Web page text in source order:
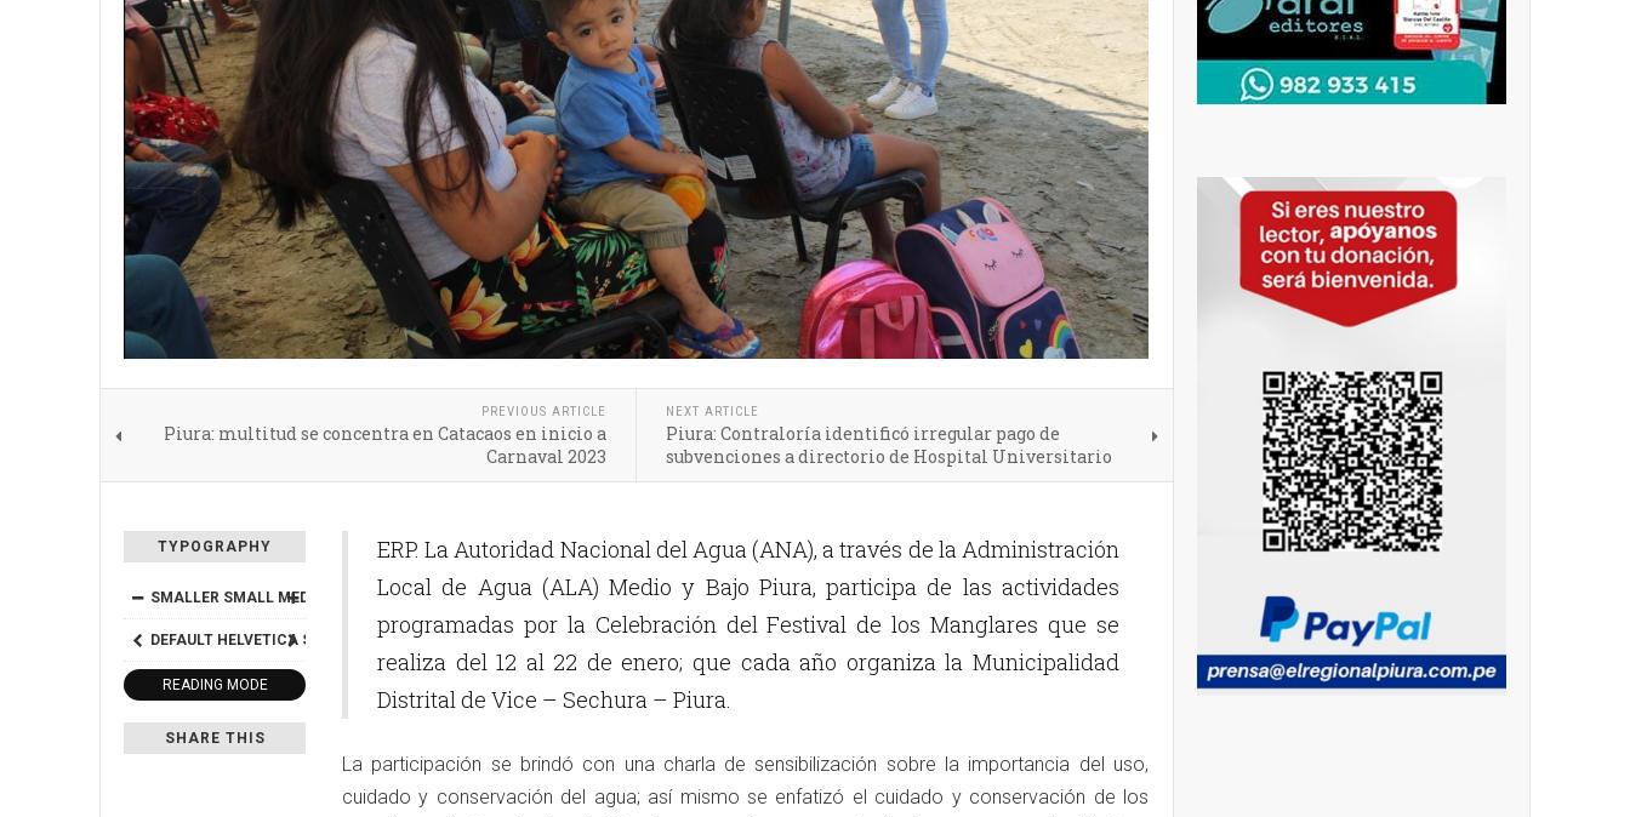
PREVIOUS ARTICLE
Piura: multitud se concentra en Catacaos en inicio a
Carnaval 2023
NEXT ARTICLE
Piura: Contraloría identificó irregular pago de
subvenciones a directorio de Hospital Universitario
TYPOGRAPHY
SMALLER SMALL MEDIUM BIGGER
DEFAULT HELVETICA SEGOE GEORGIA
READING MODE
SHARE THIS
ERP. La Autoridad Nacional del Agua (ANA), a través de la Administración
Local de Agua (ALA) Medio y Bajo Piura, participa de las actividades
programadas por la Celebración del Festival de los Manglares que se
realiza del 12 al 22 de enero; que cada año organiza la Municipalidad
Distrital de Vice – Sechura – Piura.
La participación se brindó con una charla de sensibilización sobre la importancia del uso,
cuidado y conservación del agua; así mismo se enfatizó el cuidado y conservación de los